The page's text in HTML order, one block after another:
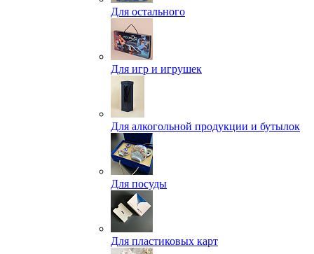
Для остального
Для игр и игрушек
Для алкогольной продукции и бутылок
Для посуды
Для пластиковых карт